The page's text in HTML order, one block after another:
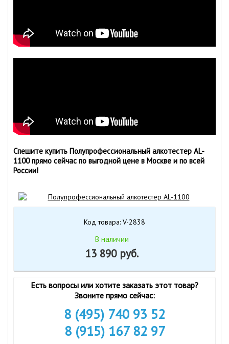
Спешите купить Полупрофессиональный алкотестер AL-
1100 прямо сейчас по выгодной цене в Москве и по всей
России!
Код товара: V-2838
В наличии
13 890 руб.
Есть вопросы или хотите заказать этот товар?
Звоните прямо сейчас:
8 (495) 740 93 52
8 (915) 167 82 97